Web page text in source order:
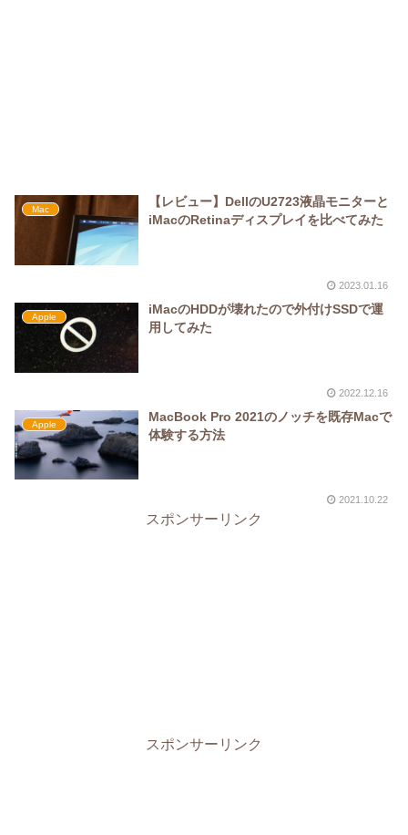
Mac
【レビュー】DellのU2723液晶モニターと
iMacのRetinaディスプレイを比べてみた
2023.01.16
Apple
iMacのHDDが壊れたので外付けSSDで運
用してみた
2022.12.16
Apple
MacBook Pro 2021のノッチを既存Macで
体験する方法
2021.10.22
スポンサーリンク
スポンサーリンク